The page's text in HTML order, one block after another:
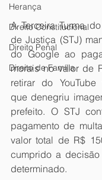
Herança
Direito Constitucional
Direito Penal
Direito de Família
A Terceira Turma
de Justiça (STJ)
do Google ao
morais no valor de
retirar do
que denegriu
prefeito. O STJ
pagamento de
valor total de R$
cumprido a
determinado.